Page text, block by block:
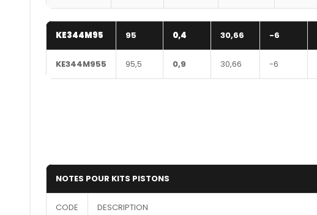
KE344M95 95 0,4 30,66 -6
KE344M955 95,5 0,9 30,66 -6
NOTES POUR KITS PISTONS
CODE DESCRIPTION